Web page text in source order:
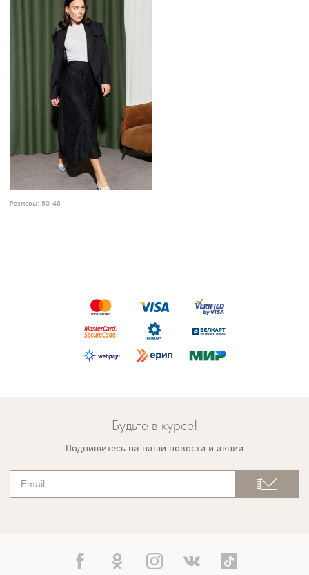
Размеры: 50-46
Будьте в курсе!
Подпишитесь на наши новости и акции